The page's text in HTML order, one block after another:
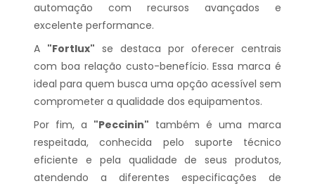
automação com recursos avançados e
excelente performance.
A "Fortlux" se destaca por oferecer centrais
com boa relação custo-benefício. Essa marca é
ideal para quem busca uma opção acessível sem
comprometer a qualidade dos equipamentos.
Por fim, a "Peccinin" também é uma marca
respeitada, conhecida pelo suporte técnico
eficiente e pela qualidade de seus produtos,
atendendo a diferentes especificações de